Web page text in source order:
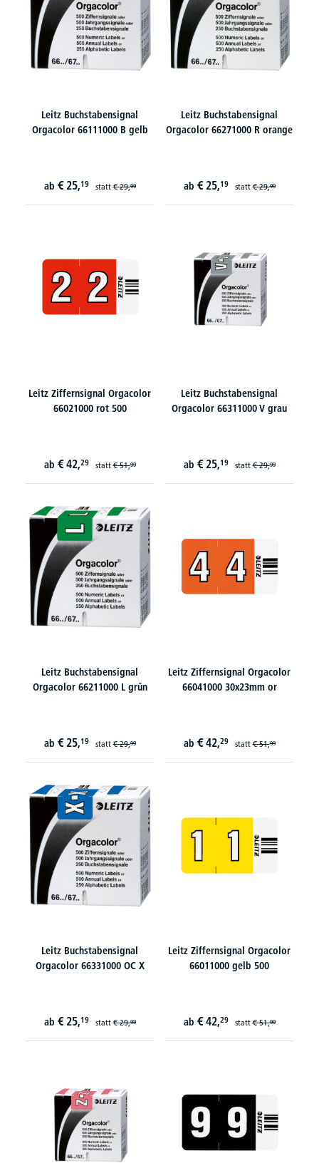
Leitz Buchstabensignal
Orgacolor 66111000 B gelb
ab € 25,19 statt€ 29,99
Leitz Buchstabensignal
Orgacolor 66271000 R orange
ab € 25,19 statt€ 29,99
Leitz Ziffernsignal Orgacolor
66021000 rot 500
ab € 42,29 statt€ 51,99
Leitz Buchstabensignal
Orgacolor 66311000 V grau
ab € 25,19 statt€ 29,99
Leitz Buchstabensignal
Orgacolor 66211000 L grün
ab € 25,19 statt€ 29,99
Leitz Ziffernsignal Orgacolor
66041000 30x23mm or
ab € 42,29 statt€ 51,99
Leitz Buchstabensignal
Orgacolor 66331000 OC X
ab € 25,19 statt€ 29,99
Leitz Ziffernsignal Orgacolor
66011000 gelb 500
ab € 42,29 statt€ 51,99